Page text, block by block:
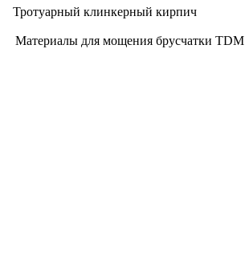
Тротуарный клинкерный кирпич
Материалы для мощения брусчатки TDM